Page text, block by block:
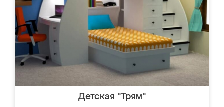
Детская "Трям"